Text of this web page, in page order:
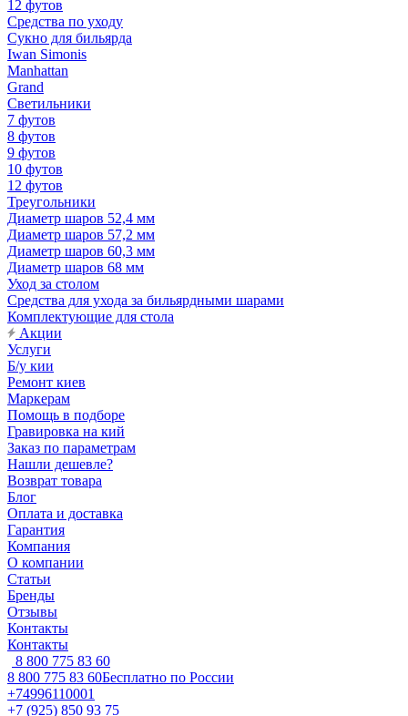
12 футов
Средства по уходу
Сукно для бильярда
Iwan Simonis
Manhattan
Grand
Светильники
7 футов
8 футов
9 футов
10 футов
12 футов
Треугольники
Диаметр шаров 52,4 мм
Диаметр шаров 57,2 мм
Диаметр шаров 60,3 мм
Диаметр шаров 68 мм
Уход за столом
Средства для ухода за бильярдными шарами
Комплектующие для стола
Акции
Услуги
Б/у кии
Ремонт киев
Маркерам
Помощь в подборе
Гравировка на кий
Заказ по параметрам
Нашли дешевле?
Возврат товара
Блог
Оплата и доставка
Гарантия
Компания
О компании
Статьи
Бренды
Отзывы
Контакты
Контакты
8 800 775 83 60
8 800 775 83 60Бесплатно по России
+74996110001
+7 (925) 850 93 75